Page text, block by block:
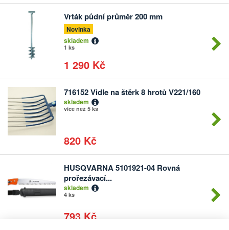
Vrták půdní průměr 200 mm
Novinka
skladem
1 ks
1 290 Kč
Počet
716152 Vidle na štěrk 8 hrotů V221/160
skladem
více než 5 ks
820 Kč
Počet
kusů
HUSQVARNA 5101921-04 Rovná
prořezávací...
skladem
4 ks
793 Kč
Počet
kusů